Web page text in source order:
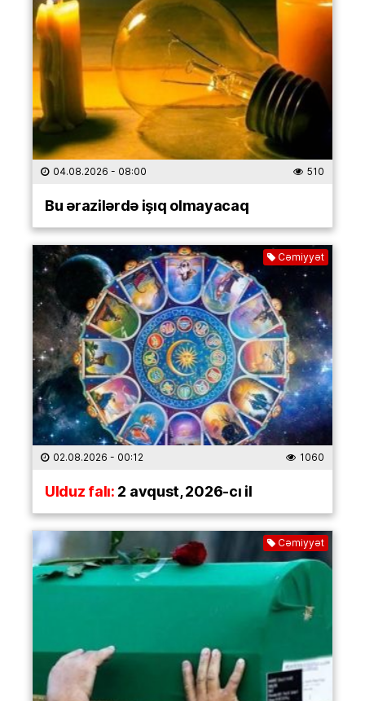
04.08.2026 - 08:00 510
Bu ərazilərdə işıq olmayacaq
Cəmiyyət
02.08.2026 - 00:12 1060
Ulduz falı:2 avqust, 2026-cı il
Cəmiyyət